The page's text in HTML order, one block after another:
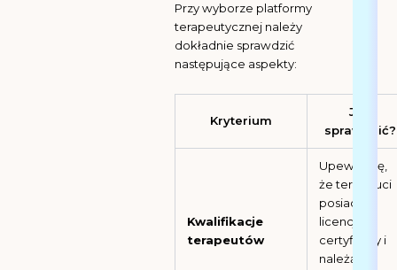
Przy wyborze platformy
terapeutycznej należy
dokładnie sprawdzić
następujące aspekty:
Kryterium
Jak
sprawdzić?
Kwalifikacje
terapeutów
Upewnij się,
że terapeuci
posiadają
licencje,
certyfikaty i
należą do